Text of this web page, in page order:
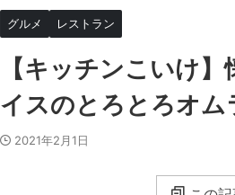
グルメ レストラン
【キッチンこいけ
イスのとろとろオ
2021年2月1日